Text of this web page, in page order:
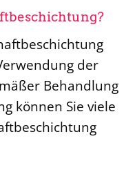
der
Behandlung
können Sie viele